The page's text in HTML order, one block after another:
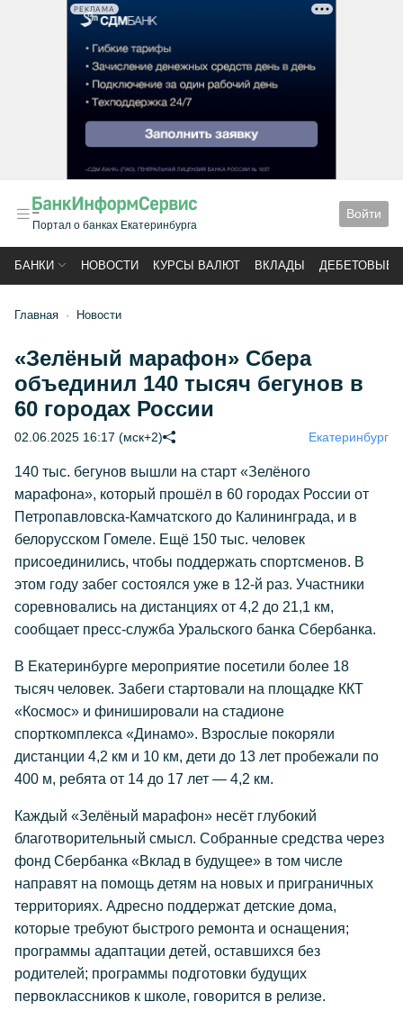
РЕКЛАМА
Портал о банках Екатеринбурга
Войти
БАНКИ НОВОСТИ КУРСЫ ВАЛЮТ ВКЛАДЫ ДЕБЕТОВЫЕ
Главная Новости
«Зелёный марафон» Сбера
объединил 140 тысяч бегунов в
60 городах России
02.06.2025 16:17 (мск+2) Екатеринбург
140 тыс. бегунов вышли на старт «Зелёного
марафона», который прошёл в 60 городах России от
Петропавловска-Камчатского до Калининграда, и в
белорусском Гомеле. Ещё 150 тыс. человек
присоединились, чтобы поддержать спортсменов. В
этом году забег состоялся уже в 12-й раз. Участники
соревновались на дистанциях от 4,2 до 21,1 км,
сообщает пресс-служба Уральского банка Сбербанка.
В Екатеринбурге мероприятие посетили более 18
тысяч человек. Забеги стартовали на площадке ККТ
«Космос» и финишировали на стадионе
спорткомплекса «Динамо». Взрослые покоряли
дистанции 4,2 км и 10 км, дети до 13 лет пробежали по
400 м, ребята от 14 до 17 лет — 4,2 км.
Каждый «Зелёный марафон» несёт глубокий
благотворительный смысл. Собранные средства через
фонд Сбербанка «Вклад в будущее» в том числе
направят на помощь детям на новых и приграничных
территориях. Адресно поддержат детские дома,
которые требуют быстрого ремонта и оснащения;
программы адаптации детей, оставшихся без
родителей; программы подготовки будущих
первоклассников к школе, говорится в релизе.